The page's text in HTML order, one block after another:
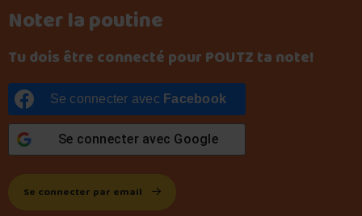
Noter la poutine
Tu dois être connecté pour POUTZ ta note!
Se connecter avec Facebook
Se connecter avec Google
Se connecter par email